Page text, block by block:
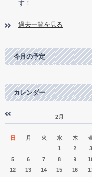
す！
過去一覧を見る
今月の予定
カレンダー
«
2月
日 月 火 水 木
1
2 3
5
6 7 8 9
12
13 14 15 16